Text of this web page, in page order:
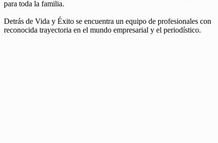
para toda la familia.
Detrás de Vida y Éxito se encuentra un equipo de profesionales con
reconocida trayectoria en el mundo empresarial y el periodístico.